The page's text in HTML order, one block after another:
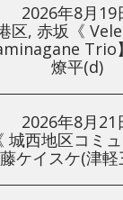
2026年8月19
区, 赤坂《
Trio
燎平(d)
2026年8月21
城西地区コミ
ケイスケ(津軽